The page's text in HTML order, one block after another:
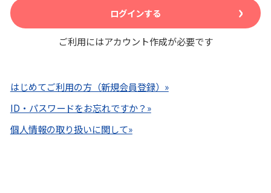
ログインする
ご利用にはアカウント作成が必要です
はじめてご利用の方（新規会員登録）»
ID・パスワードをお忘れですか？»
個人情報の取り扱いに関して»